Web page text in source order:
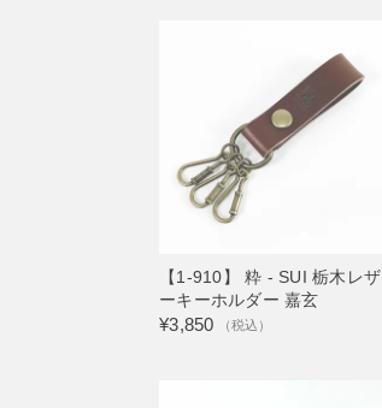
【1-910】 粋 - SUI 栃木レザ
ーキーホルダー 嘉玄
¥3,850 （税込）